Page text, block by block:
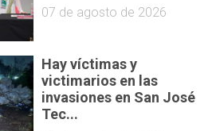
07 de agosto de 2026
Hay víctimas y
victimarios en las
invasiones en San José
Tec...